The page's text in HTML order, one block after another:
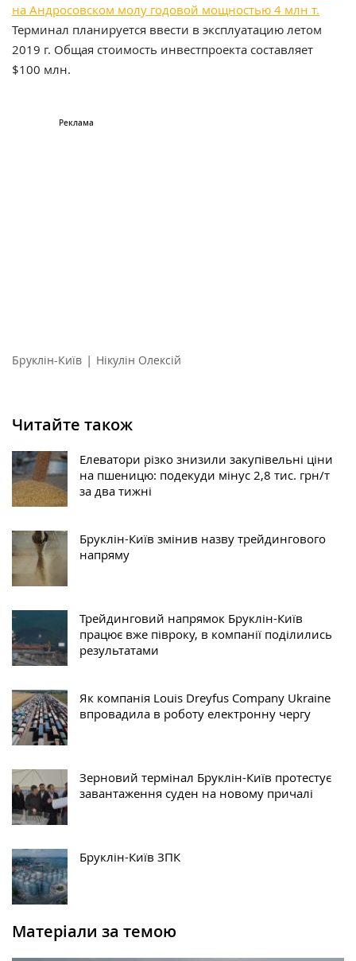
на Андросовском молу годовой мощностью 4 млн т.
Терминал планируется ввести в эксплуатацию летом
2019 г. Общая стоимость инвестпроекта составляет
$100 млн.
Бруклін-Київ | Нікулін Олексій
Читайте також
Елеватори різко знизили закупівельні ціни
на пшеницю: подекуди мінус 2,8 тис. грн/т
за два тижні
Бруклін-Київ змінив назву трейдингового
напряму
Трейдинговий напрямок Бруклін-Київ
працює вже півроку, в компанії поділились
результатами
Як компанія Louis Dreyfus Company Ukraine
впровадила в роботу електронну чергу
Зерновий термінал Бруклін-Київ протестує
завантаження суден на новому причалі
Бруклін-Київ ЗПК
Матеріали за темою